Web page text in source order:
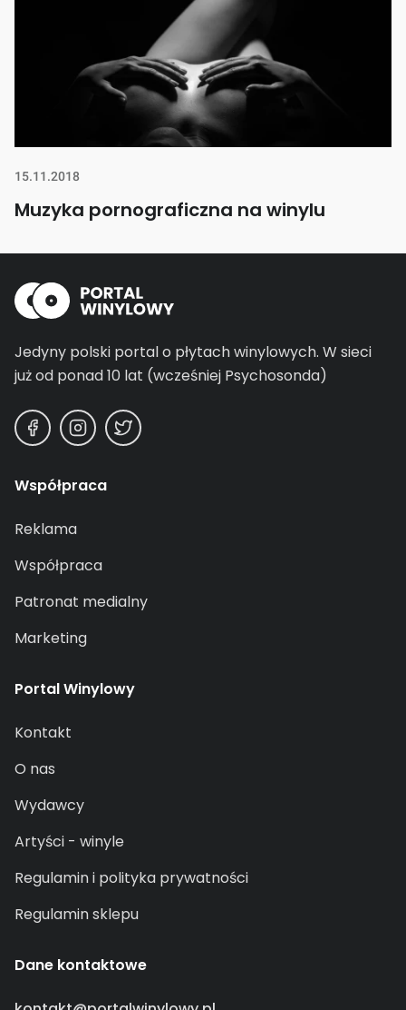
15.11.2018
Muzyka pornograficzna na winylu
Jedyny polski portal o płytach winylowych. W sieci
już od ponad 10 lat (wcześniej Psychosonda)
Współpraca
Reklama
Współpraca
Patronat medialny
Marketing
Portal Winylowy
Kontakt
O nas
Wydawcy
Artyści - winyle
Regulamin i polityka prywatności
Regulamin sklepu
Dane kontaktowe